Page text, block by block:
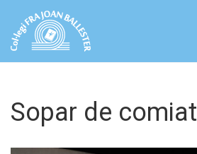
Sopar de comiat